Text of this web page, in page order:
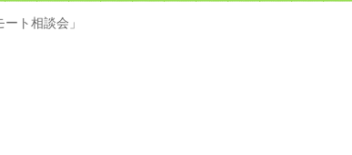
ト相談会」